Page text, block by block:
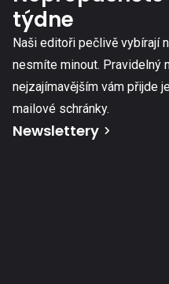
týdne
Naši editoři pečlivě vybírají
nesmíte minout. Pravidelný
nejzajímavějším vám přijde
mailové schránky.
Newslettery